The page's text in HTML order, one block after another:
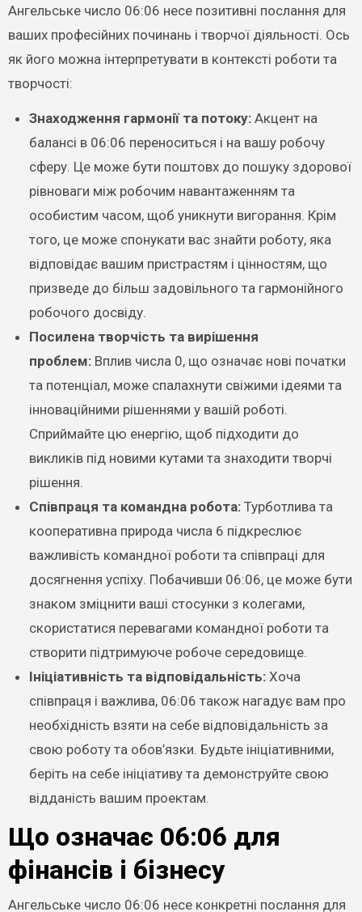
Ангельське число 06:06 несе позитивні послання для
ваших професійних починань і творчої діяльності. Ось
як його можна інтерпретувати в контексті роботи та
творчості:
Знаходження гармонії та потоку:Акцент на
балансі в 06:06 переноситься і на вашу робочу
сферу. Це може бути поштовх до пошуку здорової
рівноваги між робочим навантаженням та
особистим часом, щоб уникнути вигорання. Крім
того, це може спонукати вас знайти роботу, яка
відповідає вашим пристрастям і цінностям, що
призведе до більш задовільного та гармонійного
робочого досвіду.
Посилена творчість та вирішення
проблем:Вплив числа 0, що означає нові початки
та потенціал, може спалахнути свіжими ідеями та
інноваційними рішеннями у вашій роботі.
Сприймайте цю енергію, щоб підходити до
викликів під новими кутами та знаходити творчі
рішення.
Співпраця та командна робота:Турботлива та
кооперативна природа числа 6 підкреслює
важливість командної роботи та співпраці для
досягнення успіху. Побачивши 06:06, це може бути
знаком зміцнити ваші стосунки з колегами,
скористатися перевагами командної роботи та
створити підтримуюче робоче середовище.
Ініціативність та відповідальність:Хоча
співпраця і важлива, 06:06 також нагадує вам про
необхідність взяти на себе відповідальність за
свою роботу та обов’язки. Будьте ініціативними,
беріть на себе ініціативу та демонструйте свою
відданість вашим проектам.
Що означає 06:06 для
фінансів і бізнесу
Ангельське число 06:06 несе конкретні послання для